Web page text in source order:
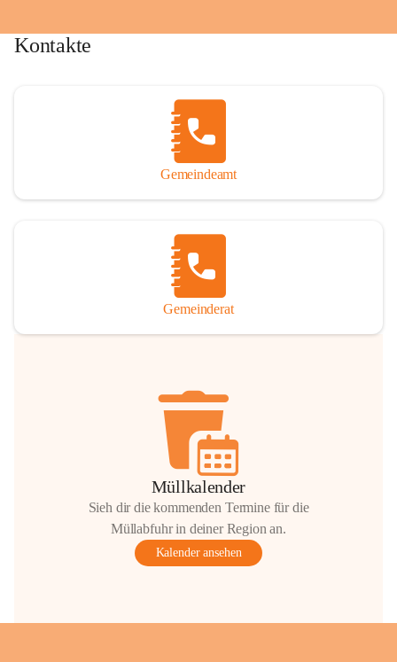
Kontakte
Gemeindeamt
Gemeinderat
Müllkalender
Sieh dir die kommenden Termine für die
Müllabfuhr in deiner Region an.
Kalender ansehen